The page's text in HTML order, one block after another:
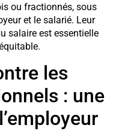
ou fractionnés, sous
et le salarié. Leur
salaire est essentielle
les
: une